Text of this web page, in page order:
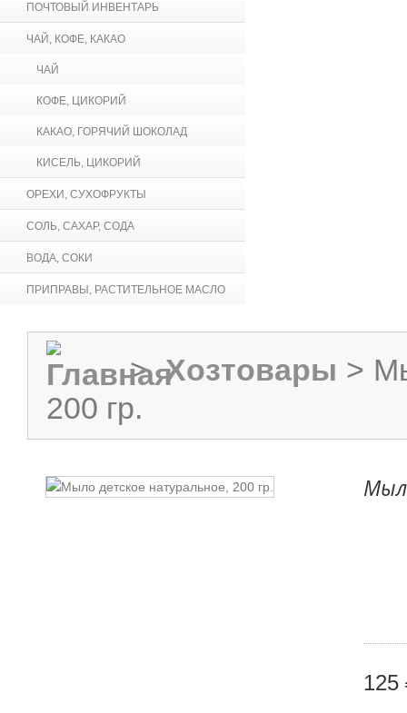
ПОЧТОВЫЙ ИНВЕНТАРЬ
ЧАЙ, КОФЕ, КАКАО
ЧАЙ
КОФЕ, ЦИКОРИЙ
КАКАО, ГОРЯЧИЙ ШОКОЛАД
КИСЕЛЬ, ЦИКОРИЙ
ОРЕХИ, СУХОФРУКТЫ
СОЛЬ, САХАР, СОДА
ВОДА, СОКИ
ПРИПРАВЫ, РАСТИТЕЛЬНОЕ МАСЛО
> Хозтовары >
200 гр.
125